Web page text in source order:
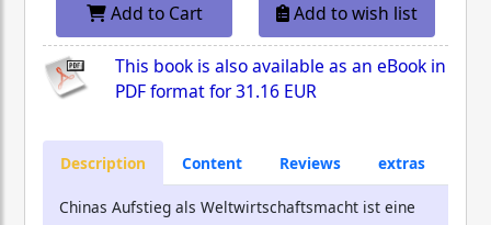
Add to Cart
Add to wish list
This book is also available as an eBook in
PDF format for31.16 EUR
Description Content Reviews extras
Chinas Aufstieg als Weltwirtschaftsmacht ist eine